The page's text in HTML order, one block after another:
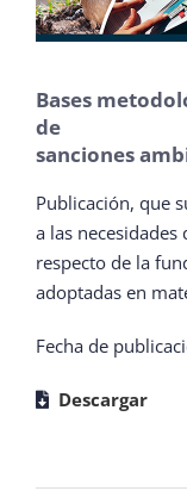
Bases
de
sanciones
Publicación, que
a las necesidades
respecto de la
adoptadas en
Fecha de
Descargar